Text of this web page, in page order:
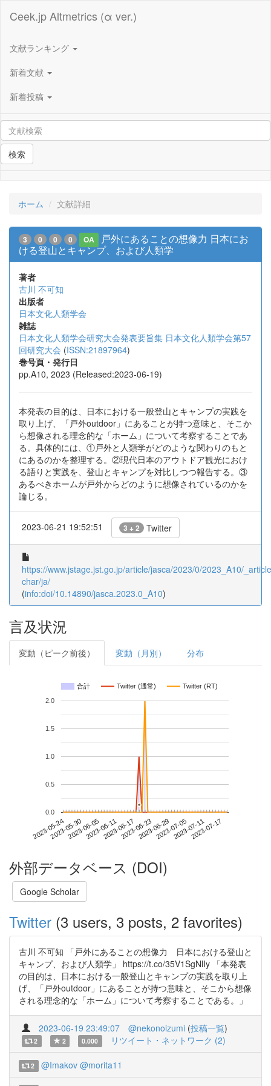
Ceek.jp Altmetrics (α ver.)
文献ランキング
新着文献
新着投稿
検索
ホーム 文献詳細
3 0 0 0 OA
戸外にあることの想像力 日本にお
ける登山とキャンプ、および人類学
著者
古川 不可知
出版者
日本文化人類学会
雑誌
日本文化人類学会研究大会発表要旨集 日本文化人類学会第57
回研究大会 (ISSN:21897964)
巻号頁・発行日
pp.A10, 2023 (Released:2023-06-19)
本発表の目的は、日本における一般登山とキャンプの実践を
取り上げ、「戸外outdoor」にあることが持つ意味と、そこか
ら想像される理念的な「ホーム」について考察することであ
る。具体的には、①戸外と人類学がどのような関わりのもと
にあるのかを整理する。②現代日本のアウトドア観光におけ
る語りと実践を、登山とキャンプを対比しつつ報告する。③
あるべきホームが戸外からどのように想像されているのかを
論じる。
2023-06-21 19:52:51 3 + 2 Twitter
https://www.jstage.jst.go.jp/article/jasca/2023/0/2023_A10/
char/ja/
(info:doi/10.14890/jasca.2023.0_A10)
言及状況
変動（ピーク前後） 変動（月別） 分布
合計 Twitter (通常) Twitter (RT)
2023-05-242023-05-302023-06-052023-06-112023-06-172023-06-232023-06-292023-07-052023-07-112023-07-17
0.0
0.5
1.0
1.5
2.0
**
外部データベース (DOI)
Google Scholar
Twitter (3 users, 3 posts, 2 favorites)
古川 不可知 「戸外にあることの想像力 日本における登山と
キャンプ、および人類学」 https://t.co/35V1SgNlIy 「本発表
の目的は、日本における一般登山とキャンプの実践を取り上
げ、「戸外outdoor」にあることが持つ意味と、そこから想像
される理念的な「ホーム」について考察することである。」
2023-06-19 23:49:07 @nekonoizumi (投稿一覧)
2 2 0.000 リツイート・ネットワーク (2)
2 @Imakov @morita11